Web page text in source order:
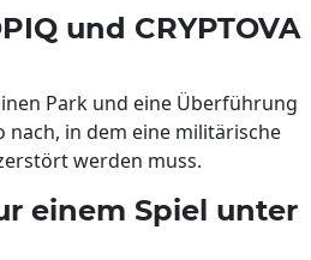
und CRYPTOVA
Park und eine Überführung
nach, in dem eine militärische
werden muss.
einem Spiel unter